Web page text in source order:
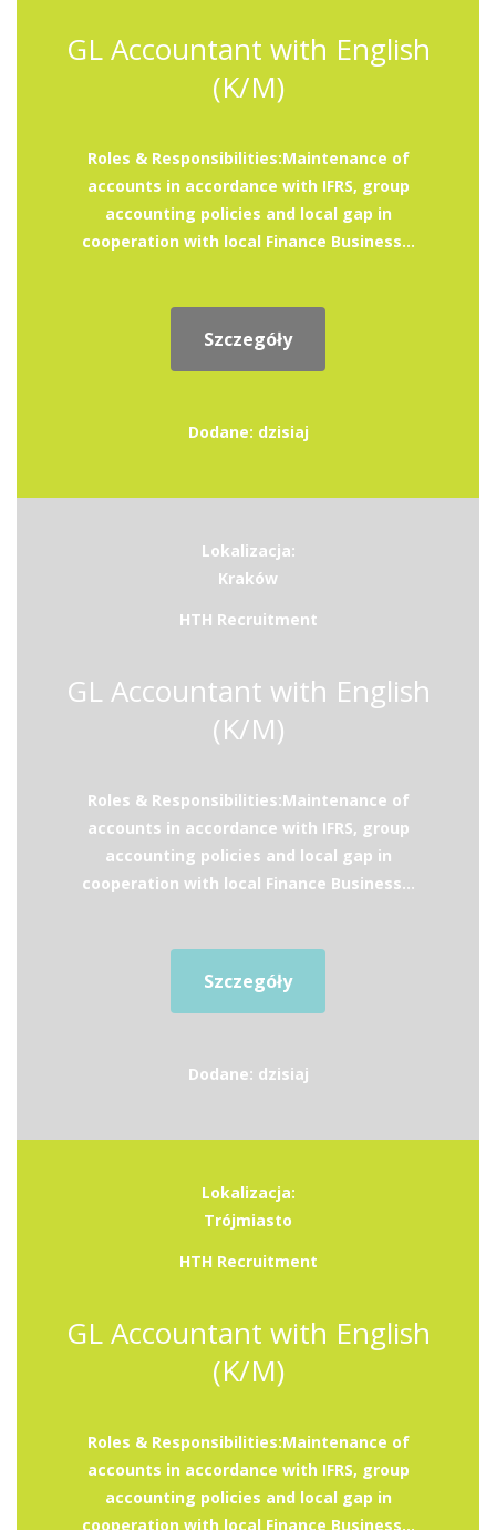
GL Accountant with English
(K/M)
Roles & Responsibilities:Maintenance of
accounts in accordance with IFRS, group
accounting policies and local gap in
cooperation with local Finance Business...
Szczegóły
Dodane: dzisiaj
Lokalizacja:
Kraków
HTH Recruitment
GL Accountant with English
(K/M)
Roles & Responsibilities:Maintenance of
accounts in accordance with IFRS, group
accounting policies and local gap in
cooperation with local Finance Business...
Szczegóły
Dodane: dzisiaj
Lokalizacja:
Trójmiasto
HTH Recruitment
GL Accountant with English
(K/M)
Roles & Responsibilities:Maintenance of
accounts in accordance with IFRS, group
accounting policies and local gap in
cooperation with local Finance Business...